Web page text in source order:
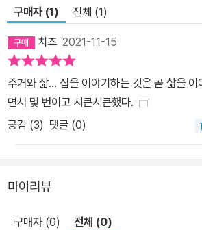
일구며 살아가는 여성들의 말랑말랑하고 따듯한 용기와 도전 그런데
진짜 집에서 진짜 삶을 살아가는 이 책의 필
는 독자들에게 근본적인 삶의 공간으로서 ‘집’
자신이 원하는 삶은 무엇인지 성찰하고 고민
려가는 열두 명의 필자들은 모두 공통점이 있
모 가족 여성 양육자, 퀴어 가족, 장애 여성, 프
를 구성하는 여러 가지 정체성 중에 한두 가지
그 정체성에만 갇히지 않고 마을과 이웃과
게 집과 삶에 대한 새로운 담론이 펼쳐질 수
을 생각하고 사랑할 수 있는 용기와 위로를
으로서의 집보다 '자산'으로서의 집만 생각
구매자 (1) 전체 (1)
치즈 2021-11-15
주거와 삶... 집을 이야기하는 것은 곧 삶을
면서 몇 번이고 시큰시큰했다.
공감 (3) 댓글 (0)
마이리뷰
구매자 (0) 전체 (0)